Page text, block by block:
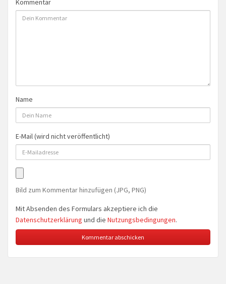
Kommentar
Name
E-Mail (wird nicht veröffentlicht)
Bild zum Kommentar hinzufügen (JPG, PNG)
Mit Absenden des Formulars akzeptiere ich die
Datenschutzerklärung und die Nutzungsbedingungen.